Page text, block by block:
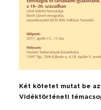
Két kötetet mutat be az
Vidéktörténeti